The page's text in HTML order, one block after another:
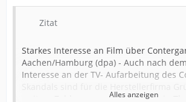
Kamera: David Slama
Buch: Benedikt Röskau
Zitat
Starkes Interesse an Film über
Aachen/Hamburg (dpa) - Auch nach
Interesse an der TV- Aufarbeitung des
weitere Zahlungen an die Opfer kein
Alles anzeigen